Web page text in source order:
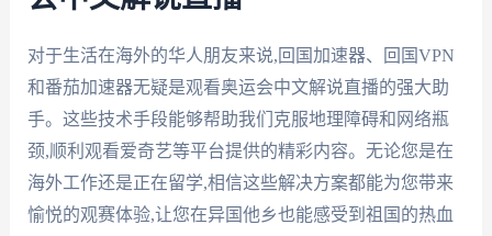
对于生活在海外的华人朋友来说,回国加速器、回国VPN
和番茄加速器无疑是观看奥运会中文解说直播的强大助
手。这些技术手段能够帮助我们克服地理障碍和网络瓶
颈,顺利观看爱奇艺等平台提供的精彩内容。无论您是在
海外工作还是正在留学,相信这些解决方案都能为您带来
愉悦的观赛体验,让您在异国他乡也能感受到祖国的热血